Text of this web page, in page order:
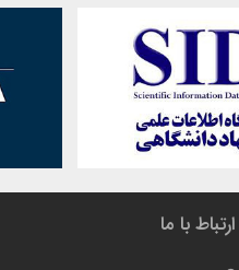
ارتباط با ما